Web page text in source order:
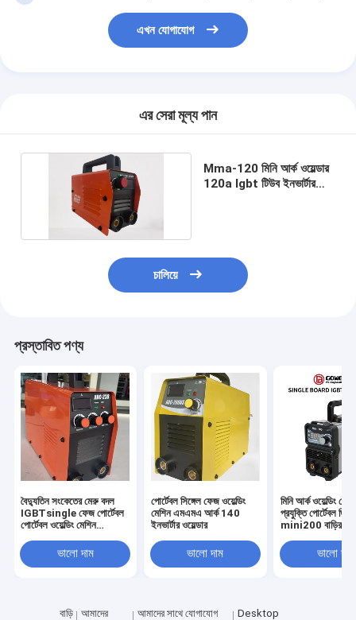
এখন যোগাযোগ
এর সেরা মূল্য পান
Mma-120 মিনি আর্ক ওয়েল্ডার
120a Igbt টিউব ইনভার্টার
চালিয়ে
প্রস্তাবিত পণ্য
বৈদ্যুতিন সংকেতের মেরু বদল
IGBTsingle ফেজ পোর্টেবল
পোর্টেবল ওয়েল্ডিং মেশিন
ARC200ভালো দাম
পোর্টেবল সিঙ্গেল ফেজ ওয়েল্ডিং
মেশিন এমএমএ আর্ক 140
ইনভার্টার ওয়েল্ডার
ভালো দাম
মিনি আর্ক ওয়েল্ডিং
প্রযুক্তি পোর্টেবল ডিসি
mini200 বাড়ির
AC220Vভালো দাম
বাড়ি আমাদের আমাদের সাথে যোগাযোগ
Desktop